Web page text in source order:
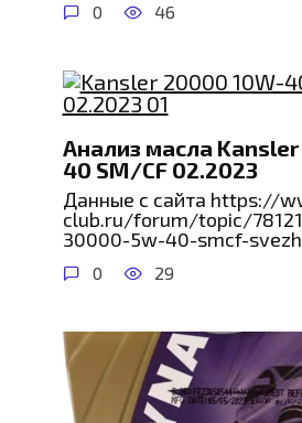
0 46
Анализ масла
40 SM/CF 02.2023
Данные с сайта https://
club.ru/forum/topic/
30000-5w-40-smcf-
0 29